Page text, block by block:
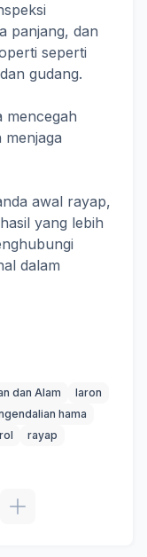
panjang, dan
seperti
gudang.
mencegah
awal rayap,
yang lebih
dalam
dan Alam
laron
hama
rayap